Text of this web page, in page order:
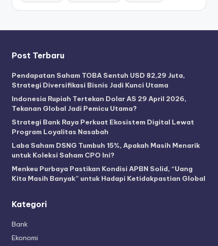
Post Terbaru
Pendapatan Saham TOBA Sentuh USD 82,29 Juta,
Strategi Diversifikasi Bisnis Jadi Kunci Utama
Indonesia Rupiah Tertekan Dolar AS 29 April 2026,
Tekanan Global Jadi Pemicu Utama?
Strategi Bank Raya Perkuat Ekosistem Digital Lewat
Program Loyalitas Nasabah
Laba Saham DSNG Tumbuh 15%, Apakah Masih Menarik
untuk Koleksi Saham CPO Ini?
Menkeu Purbaya Pastikan Kondisi APBN Solid, “Uang
Kita Masih Banyak” untuk Hadapi Ketidakpastian Global
Kategori
Bank
Ekonomi